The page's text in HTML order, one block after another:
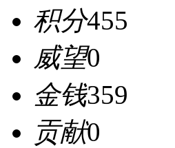
积分455
威望0
金钱359
贡献0